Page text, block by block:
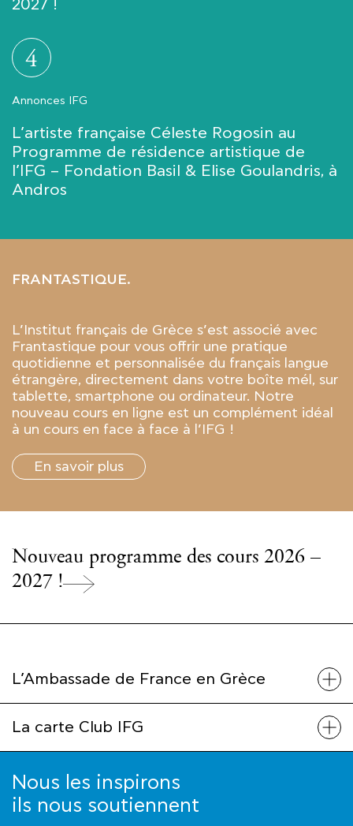
2027 !
4
Annonces IFG
L’artiste française Céleste Rogosin au
Programme de résidence artistique de
l’IFG – Fondation Basil & Elise Goulandris, à
Andros
FRANTASTIQUE.
L’Institut français de Grèce s’est associé avec
Frantastique pour vous offrir une pratique
quotidienne et personnalisée du français langue
étrangère, directement dans votre boîte mél, sur
tablette, smartphone ou ordinateur. Notre
nouveau cours en ligne est un complément idéal
à un cours en face à face à l’IFG !
En savoir plus
Nouveau programme des cours 2026 –
2027 !
L’Ambassade de France en Grèce
La carte Club IFG
Nous les inspirons
ils nous soutiennent